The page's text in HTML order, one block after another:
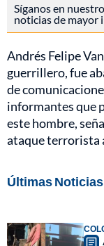
Síganos en nuestro
noticias de mayor
Andrés Felipe
guerrillero, fue
de
informantes que
este hombre,
ataque terrorista
Últimas Noticias